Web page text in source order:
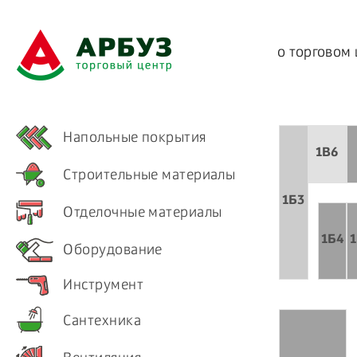
о торговом
Напольные покрытия
Строительные материалы
Отделочные материалы
Оборудование
Инструмент
Сантехника
1Б4
1Б3
1B6